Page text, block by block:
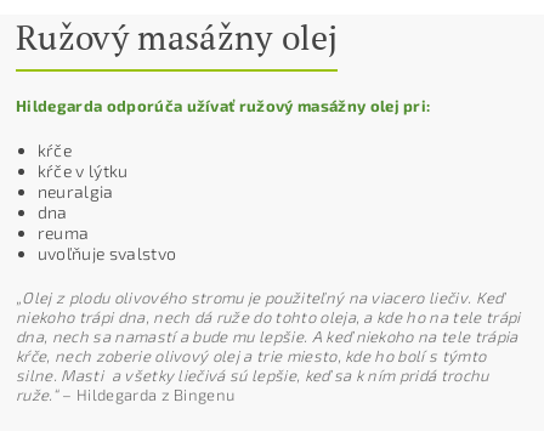
Ružový masážny olej
Hildegarda odporúča užívať ružový masážny olej pri:
kŕče
kŕče v lýtku
neuralgia
dna
reuma
uvoľňuje svalstvo
„Olej z plodu olivového stromu je použiteľný na viacero liečiv. Keď
niekoho trápi dna, nech dá ruže do tohto oleja, a kde ho na tele trápi
dna, nech sa namastí a bude mu lepšie. A keď niekoho na tele trápia
kŕče, nech zoberie olivový olej a trie miesto, kde ho bolí s týmto
silne. Masti a všetky liečivá sú lepšie, keď sa k ním pridá trochu
ruže.“– Hildegarda z Bingenu